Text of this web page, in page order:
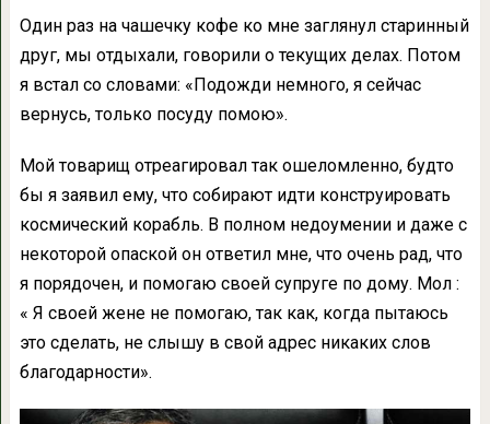
Один раз на чашечку кофе ко мне заглянул старинный
друг, мы отдыхали, говорили о текущих делах. Потом
я встал со словами: «Подожди немного, я сейчас
вернусь, только посуду помою».
Мой товарищ отреагировал так ошеломленно, будто
бы я заявил ему, что собирают идти конструировать
космический корабль. В полном недоумении и даже с
некоторой опаской он ответил мне, что очень рад, что
я порядочен, и помогаю своей супруге по дому. Мол :
« Я своей жене не помогаю, так как, когда пытаюсь
это сделать, не слышу в свой адрес никаких слов
благодарности».